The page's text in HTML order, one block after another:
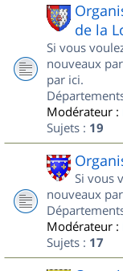
de la
Si vous
nouveaux
par ici.
Modérateur :
Sujets : 19
Si vous
nouveaux
Modérateur :
Sujets : 17